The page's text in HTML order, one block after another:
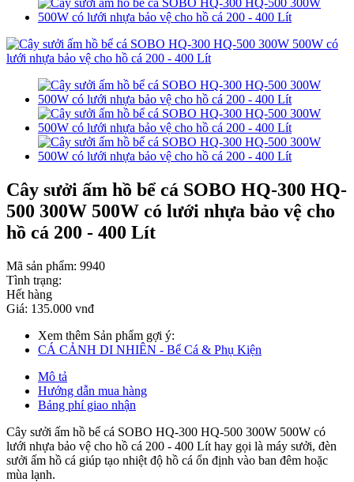
Cây sưởi ấm hồ bể cá SOBO HQ-300 HQ-
500 300W 500W có lưới nhựa bảo vệ cho
hồ cá 200 - 400 Lít
Mã sản phẩm: 9940
Tình trạng:
Hết hàng
Giá: 135.000 vnđ
Xem thêm Sản phẩm gợi ý:
CÁ CẢNH DI NHIÊN - Bể Cá & Phụ Kiện
Mô tả
Hướng dẫn mua hàng
Bảng phí giao nhận
Cây sưởi ấm hồ bể cá SOBO HQ-300 HQ-500 300W 500W có
lưới nhựa bảo vệ cho hồ cá 200 - 400 Lít hay gọi là máy sưởi, đèn
sưởi ấm hồ cá giúp tạo nhiệt độ hồ cá ổn định vào ban đêm hoặc
mùa lạnh.